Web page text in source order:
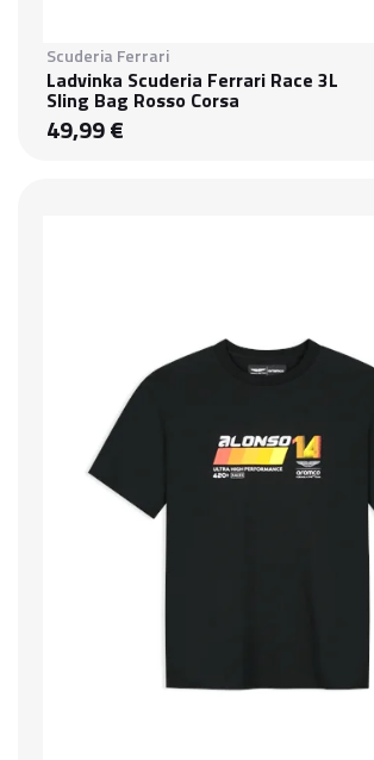
Scuderia Ferrari
Ladvinka Scuderia Ferrari Race 3L
Sling Bag Rosso Corsa
49,99 €